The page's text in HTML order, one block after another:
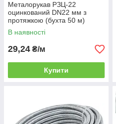
Металорукав РЗЦ‑22
оцинкований DN22 мм з
протяжкою (бухта 50 м)
В наявності
29,24 ₴/м
Купити